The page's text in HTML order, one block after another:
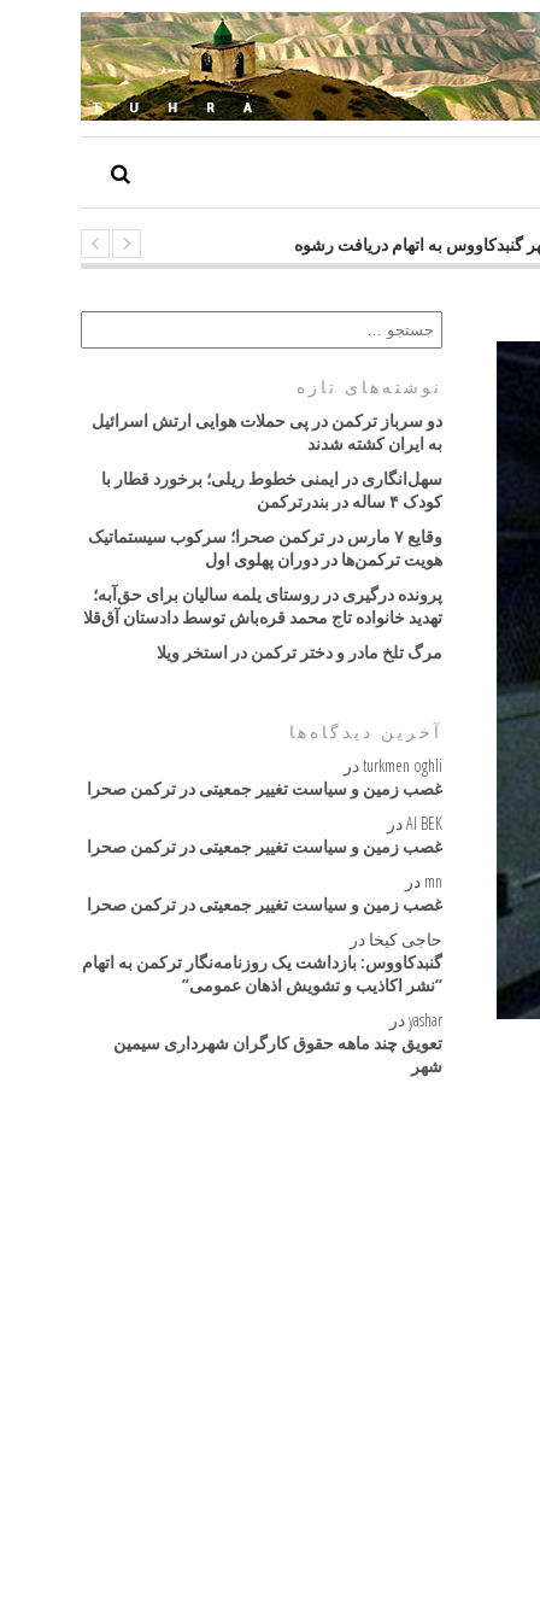
گنبدکاووس به اتهام دریافت رشوه
نوشته‌های تازه
دو سرباز ترکمن در پی حملات هوایی ارتش اسرائیل
به ایران کشته شدند
سهل‌انگاری در ایمنی خطوط ریلی؛ برخورد قطار با
کودک ۴ ساله در بندرترکمن
وقایع ۷ مارس در ترکمن صحرا؛ سرکوب سیستماتیک
هویت ترکمن‌ها در دوران پهلوی اول
پرونده درگیری در روستای یلمه سالیان برای حق‌آبه؛
تهدید خانواده تاج محمد قره‌باش توسط دادستان آق‌قلا
مرگ تلخ مادر و دختر ترکمن در استخر ویلا
آخرین دیدگاه‌ها
turkmen oghliدر
غصب زمین و سیاست تغییر جمعیتی در ترکمن صحرا
AI BEKدر
غصب زمین و سیاست تغییر جمعیتی در ترکمن صحرا
mn در
غصب زمین و سیاست تغییر جمعیتی در ترکمن صحرا
حاجی کیخا در
گنبدکاووس: بازداشت یک روزنامه‌نگار ترکمن به اتهام
“نشر اکاذیب و تشویش اذهان عمومی”
yasharدر
تعویق چند ماهه حقوق کارگران شهرداری سیمین
شهر